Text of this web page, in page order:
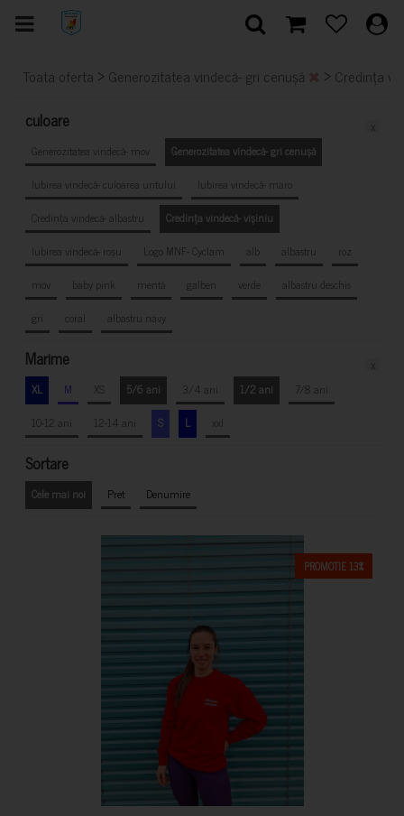
Toata oferta > Generozitatea vindecă- gri cenușă > Credința
culoare
Generozitatea vindecă- mov
Generozitatea vindecă- gri cenușă
Iubirea vindecă- culoarea untului
Iubirea vindecă- maro
Credința vindecă- albastru
Credința vindecă- vișiniu
Iubirea vindecă- roșu
Logo MNF- Cyclam alb albastru
roz
mov
baby pink mentă galben verde
albastru deschis
gri
coral albastru navy
Marime
XL M XS 5/6 ani 3/4 ani 1/2 ani
7/8 ani
10-12 ani
12-14 ani S L xxl
Sortare
Cele mai noi Pret Denumire
PROMOTIE 13%